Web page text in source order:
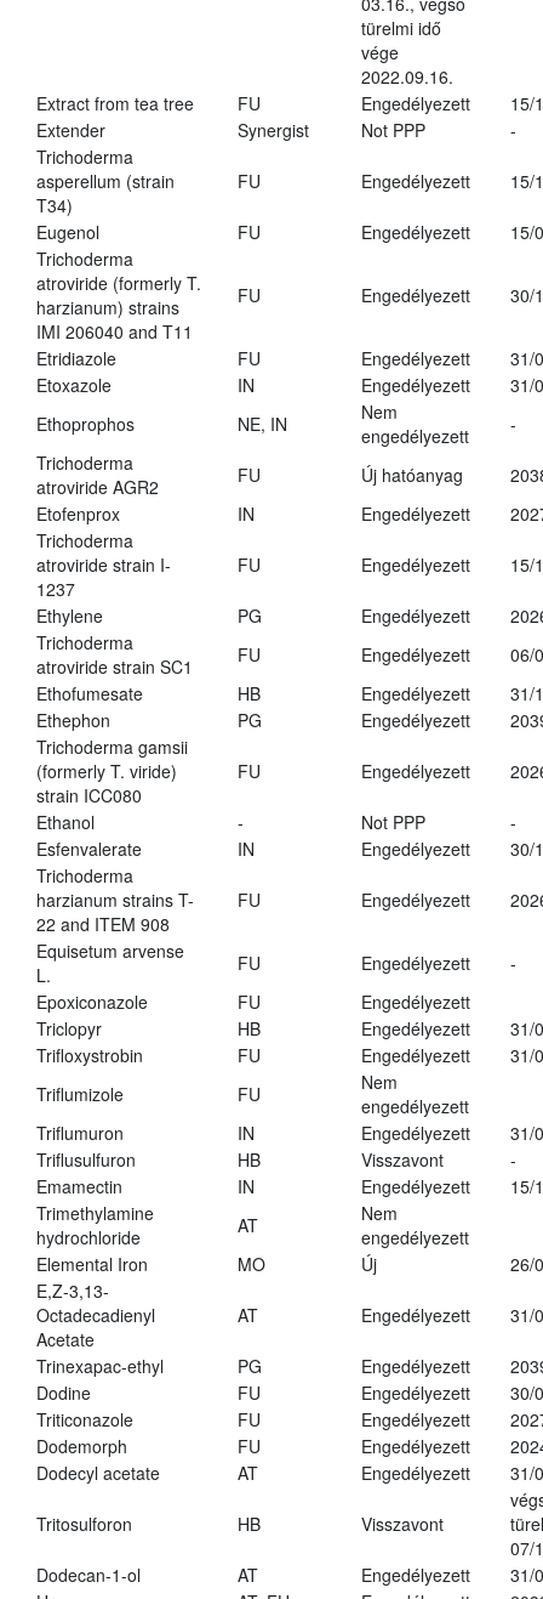
türelmi idő
vége
2022.09.16.
Extract from tea tree FU Engedélyezett
15/
Extender
Synergist Not PPP
-
Trichoderma
asperellum (strain
T34)
FU Engedélyezett 15/
Eugenol FU Engedélyezett
15/
Trichoderma
atroviride (formerly T.
harzianum) strains
IMI 206040 and T11
FU Engedélyezett 30/
Etridiazole FU Engedélyezett
31/
Etoxazole
IN Engedélyezett
31/
Ethoprophos
NE, IN
Nem
engedélyezett
-
Trichoderma
atroviride AGR2
FU Új hatóanyag
Etofenprox
IN Engedélyezett
Trichoderma
atroviride strain I-
1237
FU Engedélyezett 15/
Ethylene PG Engedélyezett
Trichoderma
atroviride strain SC1
FU Engedélyezett
06/
Ethofumesate
HB Engedélyezett
31/
Ethephon
PG Engedélyezett
Trichoderma gamsii
(formerly T. viride)
strain ICC080
FU Engedélyezett
Ethanol - Not PPP
-
Esfenvalerate
IN Engedélyezett
30/
Trichoderma
harzianum strains T-
22 and ITEM 908
FU Engedélyezett
Equisetum arvense
L.
FU Engedélyezett
-
Epoxiconazole
FU
Engedélyezett
Triclopyr
HB Engedélyezett
31/
Trifloxystrobin
FU Engedélyezett
31/
Triflumizole
FU
Nem
engedélyezett
Triflumuron
IN Engedélyezett
31/
Triflusulfuron
HB Visszavont
-
Emamectin
IN Engedélyezett
15/
Trimethylamine
hydrochloride
AT
Nem
engedélyezett
Elemental Iron
MO Új
26/
E,Z-3,13-
Octadecadienyl
Acetate
AT Engedélyezett 31/
Trinexapac-ethyl PG Engedélyezett
Dodine
FU Engedélyezett
30/
Triticonazole
FU Engedélyezett
Dodemorph
FU Engedélyezett
Dodecyl acetate
AT Engedélyezett 31/
Tritosulforon HB Visszavont
07/
Dodecan-1-ol
AT Engedélyezett
31/